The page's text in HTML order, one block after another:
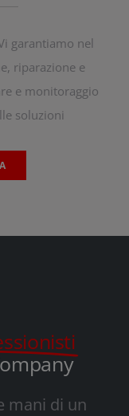
garantiamo nel
riparazione e
e monitoraggio
soluzioni
mani di un